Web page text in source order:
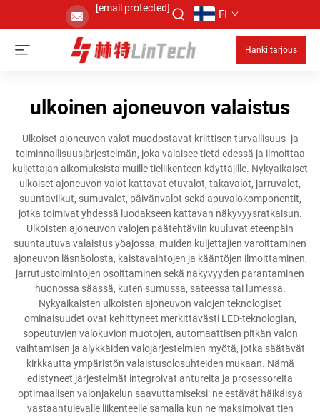
[email protected] FI
Hanki tarjous
ulkoinen ajoneuvon valaistus
Ulkoiset ajoneuvon valot muodostavat kriittisen turvallisuus- ja
toiminnallisuusjärjestelmän, joka valaisee tietä edessä ja ilmoittaa
kuljettajan aikomuksista muille tieliikenteen käyttäjille. Nykyaikaiset
ulkoiset ajoneuvon valot kattavat etuvalot, takavalot, jarruvalot,
suuntavilkut, sumuvalot, päivänvalot sekä apuvalokomponentit,
jotka toimivat yhdessä luodakseen kattavan näkyvyysratkaisun.
Ulkoisten ajoneuvon valojen päätehtäviin kuuluvat eteenpäin
suuntautuva valaistus yöajossa, muiden kuljettajien varoittaminen
ajoneuvon läsnäolosta, kaistavaihtojen ja kääntöjen ilmoittaminen,
jarrutustoimintojen osoittaminen sekä näkyvyyden parantaminen
huonossa säässä, kuten sumussa, sateessa tai lumessa.
Nykyaikaisten ulkoisten ajoneuvon valojen teknologiset
ominaisuudet ovat kehittyneet merkittävästi LED-teknologian,
sopeutuvien valokuvion muotojen, automaattisen pitkän valon
vaihtamisen ja älykkäiden valojärjestelmien myötä, jotka säätävät
kirkkautta ympäristön valaistusolosuhteiden mukaan. Nämä
edistyneet järjestelmät integroivat antureita ja prosessoreita
optimaalisen valonjakelun saavuttamiseksi: ne estävät häikäisyä
vastaantulevalle liikenteelle samalla kun ne maksimoivat tien